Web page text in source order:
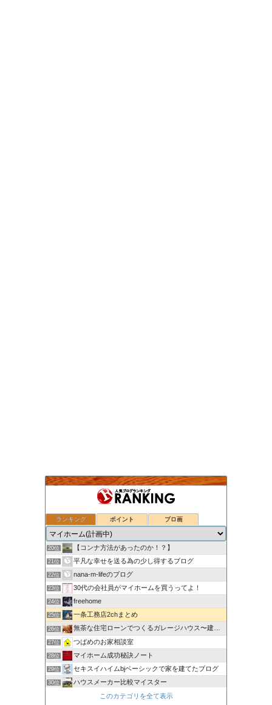
ランキング ポイント ブロ画
18位 新築（住友林業）のお家でやりなおし
19位 いえのつくりかた。
20位 【コンナ方法があったのか！？】
21位 平凡な幸せを送る為の少し得するブログ
22位 nana-m-lifeのブログ
23位 30代の会社員がマイホームを買うってよ！
24位 freehome
25位 一条工務店2chまとめ
26位 無茶な住宅ローンでつくるガレージハウス〜建て替えログ〜
27位 つばめのお家相談室
28位 マイホーム成功秘訣ノート
29位 セキスイハイムbjベーシックで家を建てたブログ
30位 ハウスメーカー比較マイスター
横浜に ”小さな豪邸” を建てるブログ
このカテゴリを全て表示